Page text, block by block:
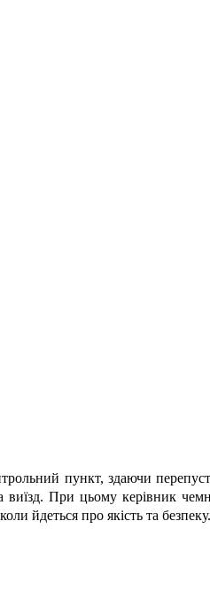
пункт, здаючи
виїзд. При цьому керівник
йдеться про якість та безпеку.